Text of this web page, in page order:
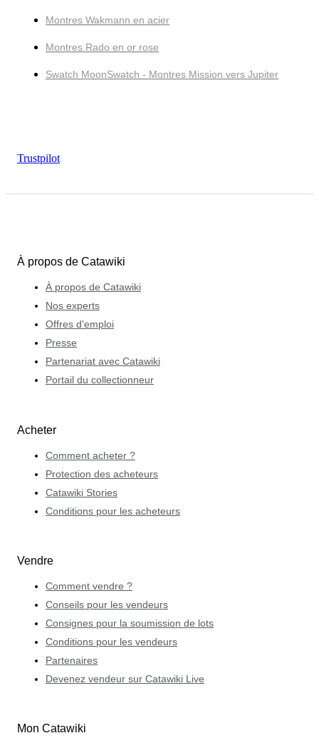
Montres Wakmann en acier
Montres Rado en or rose
Swatch MoonSwatch - Montres Mission vers Jupiter
Trustpilot
À propos de Catawiki
À propos de Catawiki
Nos experts
Offres d'emploi
Presse
Partenariat avec Catawiki
Portail du collectionneur
Acheter
Comment acheter ?
Protection des acheteurs
Catawiki Stories
Conditions pour les acheteurs
Vendre
Comment vendre ?
Conseils pour les vendeurs
Consignes pour la soumission de lots
Conditions pour les vendeurs
Partenaires
Devenez vendeur sur Catawiki Live
Mon Catawiki